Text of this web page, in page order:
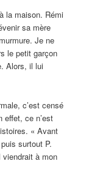
la maison. Rémi
sa mère
Je ne
le petit garçon
Alors, il lui
c’est censé
effet, ce n’est
« Avant
surtout P.
viendrait à mon